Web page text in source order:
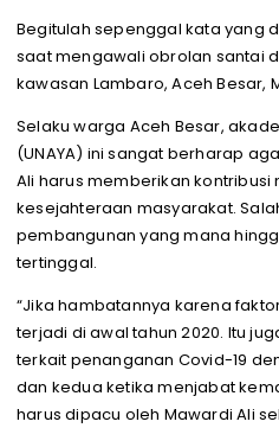
Begitulah sepenggal kata yang
saat mengawali obrolan santai
kawasan Lambaro, Aceh Besar,
Selaku warga Aceh Besar,
(UNAYA) ini sangat berharap
Ali harus memberikan kontribusi
kesejahteraan masyarakat.
pembangunan yang mana
tertinggal.
“Jika hambatannya karena
terjadi di awal tahun 2020. Itu
terkait penanganan Covid-19
dan kedua ketika menjabat
harus dipacu oleh Mawardi Ali